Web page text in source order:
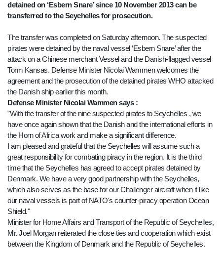
detained on ‘Esbern Snare’ since 10 November 2013 can be
transferred to the Seychelles for prosecution.
The transfer was completed on Saturday afternoon. The suspected
pirates were detained by the naval vessel ‘Esbern Snare’ after the
attack on a Chinese merchant Vessel and the Danish-flagged vessel
Torm Kansas. Defense Minister Nicolai Wammen welcomes the
agreement and the prosecution of the detained pirates WHO attacked
the Danish ship earlier this month.
Defense Minister Nicolai Wammen says :
"With the transfer of the nine suspected pirates to Seychelles , we
have once again shown that the Danish and the international efforts in
the Horn of Africa work and make a significant difference.
I am pleased and grateful that the Seychelles will assume such a
great responsibility for combating piracy in the region. It is the third
time that the Seychelles has agreed to accept pirates detained by
Denmark. We have a very good partnership with the Seychelles,
which also serves as the base for our Challenger aircraft when it like
our naval vessels is part of NATO's counter-piracy operation Ocean
Shield."
Minister for Home Affairs and Transport of the Republic of Seychelles,
Mr. Joel Morgan reiterated the close ties and cooperation which exist
between the Kingdom of Denmark and the Republic of Seychelles.